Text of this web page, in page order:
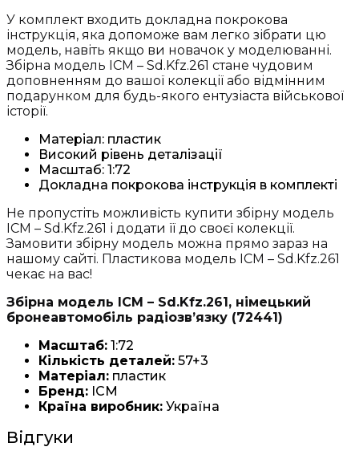
У комплект входить докладна покрокова
інструкція, яка допоможе вам легко зібрати цю
модель, навіть якщо ви новачок у моделюванні.
Збірна модель ICM – Sd.Kfz.261 стане чудовим
доповненням до вашої колекції або відмінним
подарунком для будь-якого ентузіаста військової
історії.
Матеріал: пластик
Високий рівень деталізації
Масштаб: 1:72
Докладна покрокова інструкція в комплекті
Не пропустіть можливість купити збірну модель
ICM – Sd.Kfz.261 і додати її до своєї колекції.
Замовити збірну модель можна прямо зараз на
нашому сайті. Пластикова модель ICM – Sd.Kfz.261
чекає на вас!
Збірна модель ICM – Sd.Kfz.261, німецький
бронеавтомобіль радіозв’язку (72441)
Масштаб: 1:72
Кількість деталей: 57+3
Матеріал: пластик
Бренд: ICM
Країна виробник: Україна
Відгуки